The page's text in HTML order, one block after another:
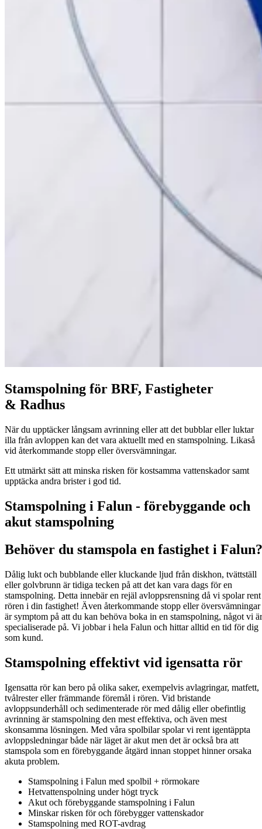
Stam­spol­ning för BRF, Fastigheter
& Radhus
När du upp­täck­er långsam avrin­ning eller att det bub­blar eller luk­tar
illa från avlop­pen kan det vara aktuellt med en stam­spol­ning. Likaså
vid återkom­mande stopp eller översvämningar.
Ett utmärkt sätt att min­s­ka risken för kost­sam­ma vat­ten­skador samt
upp­täc­ka andra bris­ter i god tid.
Stamspolning i Falun - förebyggande och
akut stamspolning
Behöver du stamspola en fastighet i Falun?
Dålig lukt och bubblande eller kluckande ljud från diskhon, tvättställ
eller golvbrunn är tidiga tecken på att det kan vara dags för en
stamspolning. Detta innebär en rejäl avloppsrensning då vi spolar rent
rören i din fastighet! Även återkommande stopp eller översvämningar
är symptom på att du kan behöva boka in en stamspolning, något vi är
specialiserade på. Vi jobbar i hela Falun och hittar alltid en tid för dig
som kund.
Stamspolning effektivt vid igensatta rör
Igensatta rör kan bero på olika saker, exempelvis avlagringar, matfett,
tvålrester eller främmande föremål i rören. Vid bristande
avloppsunderhåll och sedimenterade rör med dålig eller obefintlig
avrinning är stamspolning den mest effektiva, och även mest
skonsamma lösningen. Med våra spolbilar spolar vi rent igentäppta
avloppsledningar både när läget är akut men det är också bra att
stamspola som en förebyggande åtgärd innan stoppet hinner orsaka
akuta problem.
Stamspolning i Falun med spolbil + rörmokare
Hetvattenspolning under högt tryck
Akut och förebyggande stamspolning i Falun
Minskar risken för och förebygger vattenskador
Stamspolning med ROT-avdrag